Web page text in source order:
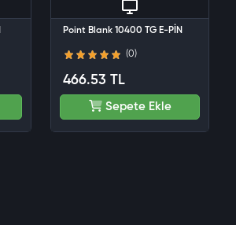
Point Blank 10400 TG E-PİN
(0)
466.53 TL
Sepete Ekle